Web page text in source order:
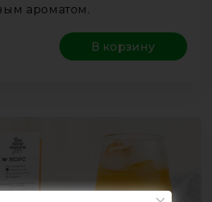
ароматом.
В корзину